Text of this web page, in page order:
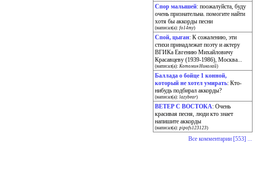
Спор малышей: поожалуйста, буду
очень признательна. помогите найти
хотя бы аккорды песни
(написал(а): fo14my)
Спой, цыган: К сожалению, эти
стихи принадлежат поэту и актеру
ВГИКа Евгению Михайловичу
Красавцеву (1939-1986), Москва...
(написал(а): Котомин Николай)
Баллада о бойце 1 конной,
который не хотел умирать: Кто-
нибудь подбирал аккорды?
(написал(а): lazybear)
ВЕТЕР С ВОСТОКА: Очень
красивая песня, люди кто знает
напишите аккорды
(написал(а): pipofs123123)
Все комментарии [553] ...